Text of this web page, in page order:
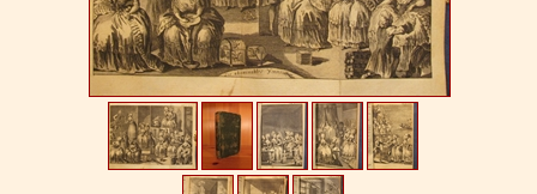
Die Meyer Auflagen
Zu den Angeboten